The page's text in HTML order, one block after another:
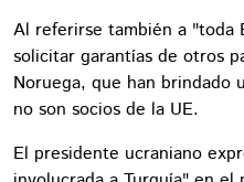
Al referirse también a "toda
solicitar garantías de otros
Noruega, que han brindado
no son socios de la UE.
El presidente ucraniano